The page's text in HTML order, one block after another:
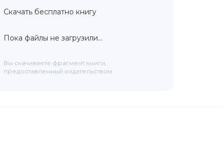
Скачать бесплатно книгу
Пока файлы не загрузили...
Вы скачиваете фрагмент книги,
предоставленный издательством